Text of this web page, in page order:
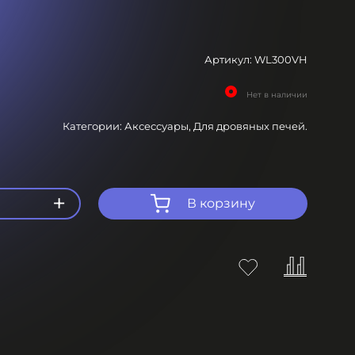
Артикул: WL300VH
Нет в наличии
Категории: Аксессуары, Для дровяных печей.
В корзину
+